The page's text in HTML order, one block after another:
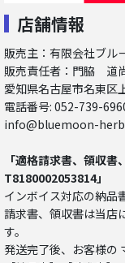
店舗情報
販売主：有限会社ブル
販売責任者：門脇 道
愛知県名古屋市名東
電話番号: 052-739-
info@bluemoon-
「適格請求書、領収
T8180002053814」
インボイス対応の納品
請求書、領収書は当店
す。
発送完了後、お客様の